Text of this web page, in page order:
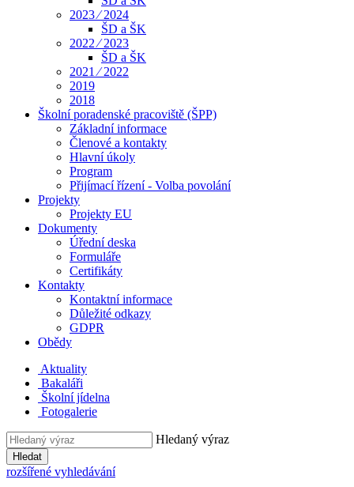
2023 ⁄ 2024
ŠD a ŠK
2022 ⁄ 2023
ŠD a ŠK
2021 ⁄ 2022
2019
2018
Školní poradenské pracoviště (ŠPP)
Základní informace
Členové a kontakty
Hlavní úkoly
Program
Přijímací řízení - Volba povolání
Projekty
Projekty EU
Dokumenty
Úřední deska
Formuláře
Certifikáty
Kontakty
Kontaktní informace
Důležité odkazy
GDPR
Obědy
Aktuality
Bakaláři
Školní jídelna
Fotogalerie
Hledaný výraz
Hledat
rozšířené vyhledávání